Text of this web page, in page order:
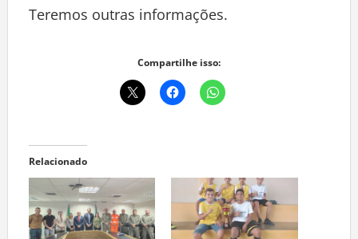
Teremos outras informações.
Compartilhe isso:
Relacionado